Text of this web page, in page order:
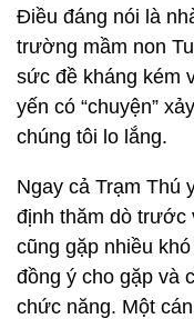
Điều đáng nói là
trường mầm non
sức đề kháng kém
yến có “chuyện”
chúng tôi lo lắng.
Ngay cả Trạm Thú
định thăm dò trước
cũng gặp nhiều
đồng ý cho gặp và
chức năng. Một